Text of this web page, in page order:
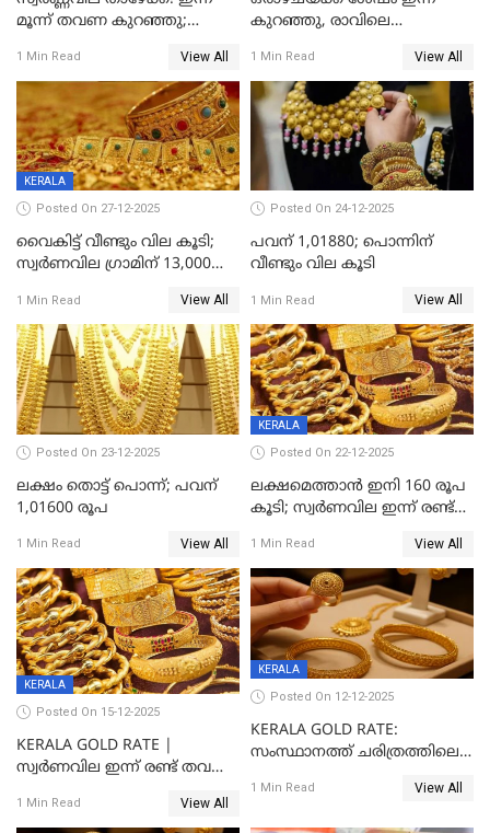
മൂന്ന് തവണ കുറഞ്ഞു;
1 Min Read View All
കുറഞ്ഞു, രാവിലെ
ഇടിവ്
1 Min Read View All
KERALA
Posted On 27-12-2025
വൈകിട്ട് വീണ്ടും വില കൂടി;
സ്വർണവില ഗ്രാമിന് 13,000
റെക്കോർഡ്
1 Min Read View All
Posted On 24-12-2025
പവന് 1,01880; പൊന്നിന്
വീണ്ടും വില കൂടി
1 Min Read View All
Posted On 23-12-2025
ലക്ഷം തൊട്ട് പൊന്ന്; പവന്
1,01600 രൂപ
1 Min Read View All
KERALA
Posted On 22-12-2025
ലക്ഷമെത്താൻ ഇനി 160 രൂപ
കൂടി; സ്വർണവില ഇന്ന് രണ്ട്
1 Min Read View All
KERALA
Posted On 15-12-2025
KERALA GOLD RATE |
സ്വർണവില ഇന്ന് രണ്ട് തവണ
സർവകാല റെക്കോഡ്
1 Min Read View All
KERALA
Posted On 12-12-2025
KERALA GOLD RATE:
സംസ്ഥാനത്ത് ചരിത്രത്തിലെ
സ്വർണം; സർവ്വകാല
1 Min Read View All